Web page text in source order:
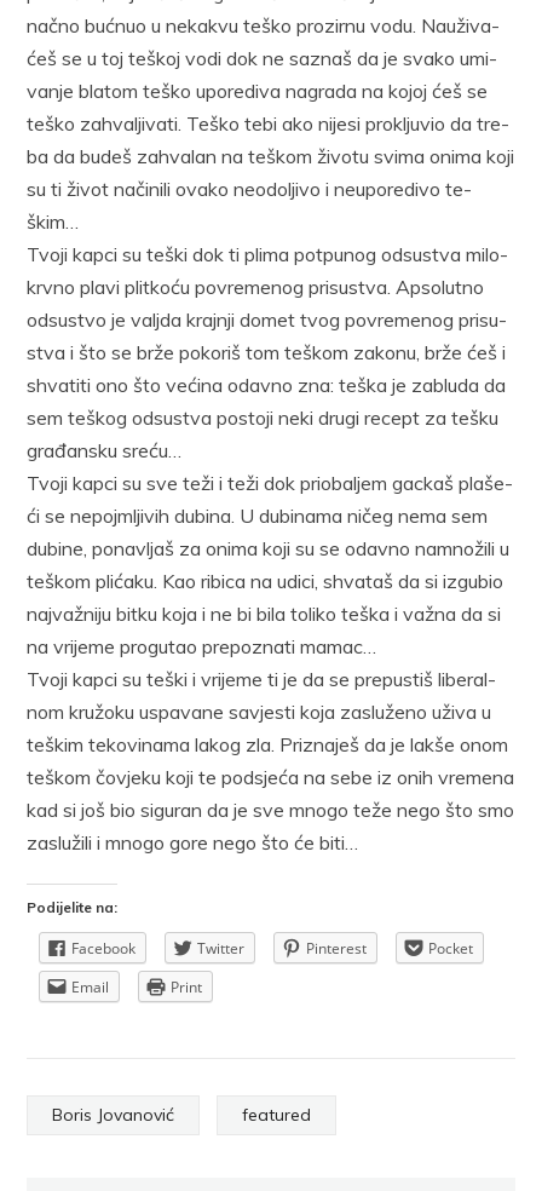
nač­no buć­nuo u ne­ka­kvu te­ško pro­zir­nu vo­du. Na­u­ži­va­
ćeš se u toj te­škoj vo­di dok ne sa­znaš da je sva­ko umi­
va­nje bla­tom te­ško upo­re­di­va na­gra­da na ko­joj ćeš se
te­ško za­hva­lji­va­ti. Te­ško te­bi ako ni­je­si pro­klju­vio da tre­
ba da bu­deš za­hva­lan na te­škom ži­vo­tu svi­ma oni­ma ko­ji
su ti ži­vot na­či­ni­li ova­ko neo­do­lji­vo i ne­u­po­re­di­vo te­
škim…
Tvo­ji kap­ci su te­ški dok ti pli­ma pot­pu­nog od­su­stva mi­lo­
krv­no pla­vi plit­ko­ću po­vre­me­nog pri­su­stva. Ap­so­lut­no
od­su­stvo je valj­da kraj­nji do­met tvog po­vre­me­nog pri­su­
stva i što se br­že po­ko­riš tom te­škom za­ko­nu, br­že ćeš i
shva­ti­ti ono što ve­ći­na odav­no zna: te­ška je za­blu­da da
sem te­škog od­su­stva po­sto­ji ne­ki dru­gi re­cept za te­šku
gra­đan­sku sre­ću…
Tvo­ji kap­ci su sve te­ži i te­ži dok pri­o­ba­ljem gac­kaš pla­še­
ći se ne­pojm­lji­vih du­bi­na. U du­bi­na­ma ni­čeg ne­ma sem
du­bi­ne, po­na­vljaš za oni­ma ko­ji su se odav­no na­mno­ži­li u
te­škom pli­ća­ku. Kao ri­bi­ca na udi­ci, shva­taš da si iz­gu­bio
naj­va­žni­ju bit­ku ko­ja i ne bi bi­la to­li­ko te­ška i va­žna da si
na vri­je­me pro­gu­tao pre­po­zna­ti ma­mac…
Tvo­ji kap­ci su te­ški i vri­je­me ti je da se pre­pu­stiš li­be­ral­
nom kru­žo­ku uspa­va­ne sa­vje­sti ko­ja za­slu­že­no uži­va u
te­škim te­ko­vi­na­ma la­kog zla. Pri­zna­ješ da je lak­še onom
te­škom čo­vje­ku ko­ji te pod­sje­ća na se­be iz onih vre­me­na
kad si još bio si­gu­ran da je sve mno­go te­že ne­go što smo
za­slu­ži­li i mno­go go­re ne­go što će bi­ti…
Podijelite na:
Facebook Twitter Pinterest
Pocket
Email
Print
Boris Jovanović featured